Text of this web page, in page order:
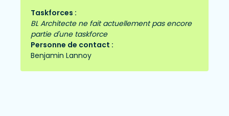
Taskforces :
BL Architecte ne fait actuellement pas encore
partie d'une taskforce
Personne de contact :
Benjamin Lannoy